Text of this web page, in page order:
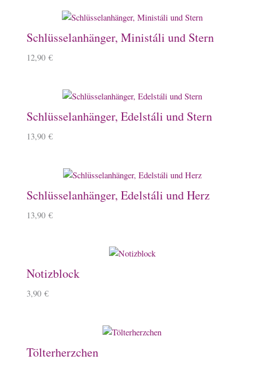
Schlüsselanhänger, Ministáli und Stern
12,90 €
Schlüsselanhänger, Edelstáli und Stern
13,90 €
Schlüsselanhänger, Edelstáli und Herz
13,90 €
Notizblock
3,90 €
Tölterherzchen